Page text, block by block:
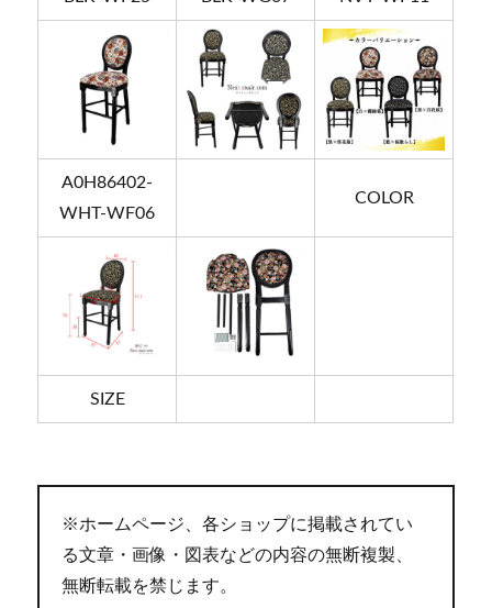
A0H86402-
WHT-WF06
COLOR
SIZE
※ホームページ、各ショップに掲載されてい
る文章・画像・図表などの内容の無断複製、
無断転載を禁じます。